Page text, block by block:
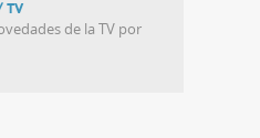
TV
de la TV por